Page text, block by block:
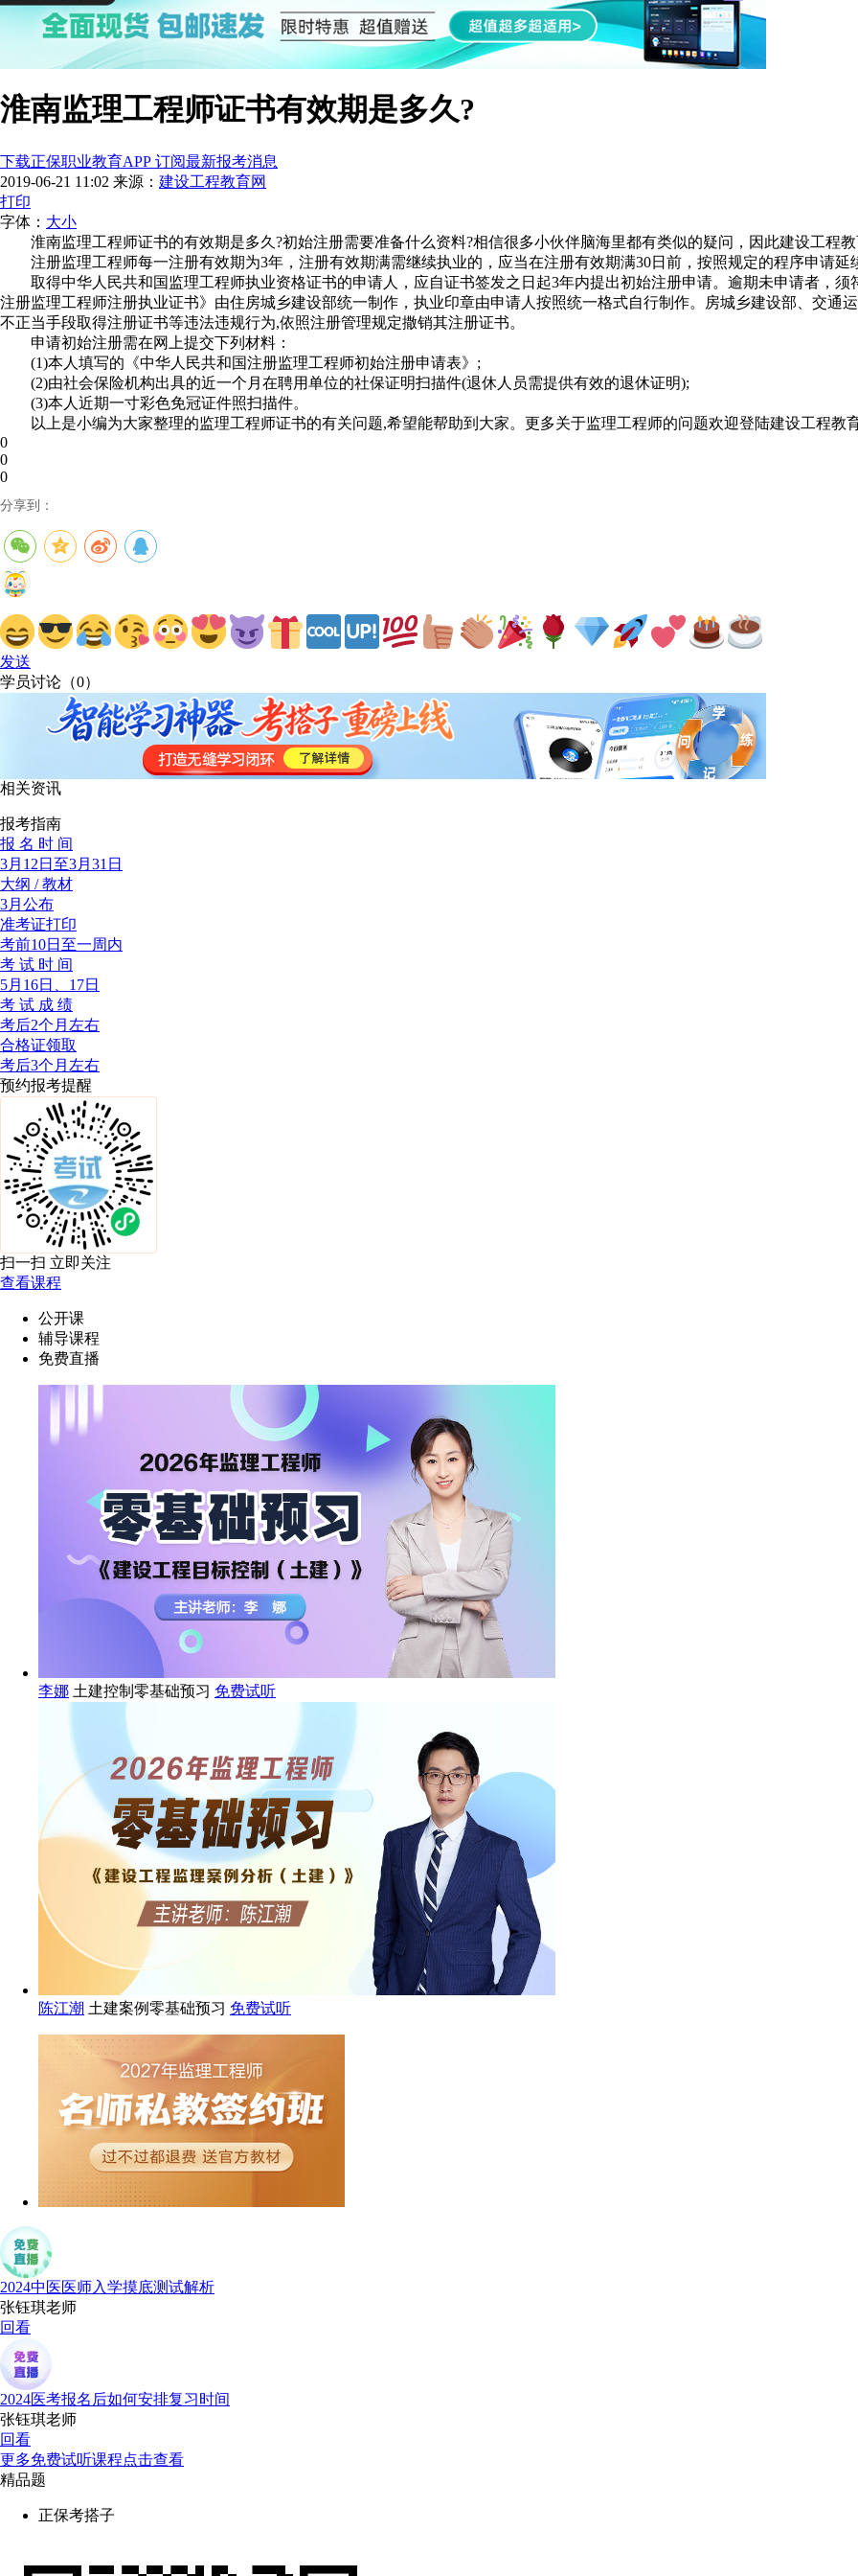
淮南监理工程师证书有效期是多久?
下载正保职业教育APP 订阅最新报考消息
2019-06-21 11:02 来源： 建设工程教育网
打印
字体： 大小
淮南监理工程师证书的有效期是多久?初始注册需要准备什么资料?相信很多小伙伴脑海里都有类似的疑问，因此建设工程
注册监理工程师每一注册有效期为3年，注册有效期满需继续执业的，应当在注册有效期满30日前，按照规定的程序申请延
取得中华人民共和国监理工程师执业资格证书的申请人，应自证书签发之日起3年内提出初始注册申请。逾期未申请者，
注册监理工程师注册执业证书》由住房城乡建设部统一制作，执业印章由申请人按照统一格式自行制作。房城乡建设部、交通
不正当手段取得注册证书等违法违规行为,依照注册管理规定撒销其注册证书。
申请初始注册需在网上提交下列材料：
(1)本人填写的《中华人民共和国注册监理工程师初始注册申请表》;
(2)由社会保险机构出具的近一个月在聘用单位的社保证明扫描件(退休人员需提供有效的退休证明);
(3)本人近期一寸彩色免冠证件照扫描件。
以上是小编为大家整理的监理工程师证书的有关问题,希望能帮助到大家。更多关于监理工程师的问题欢迎登陆建设工程教
0
0
0
分享到：
发送
学员讨论（0）
相关资讯
报考指南
报 名 时 间
3月12日至3月31日
大纲 / 教材
3月公布
准考证打印
考前10日至一周内
考 试 时 间
5月16日、17日
考 试 成 绩
考后2个月左右
合格证领取
考后3个月左右
预约报考提醒
扫一扫 立即关注
查看课程
公开课
辅导课程
免费直播
李娜 土建控制零基础预习 免费试听
陈江潮 土建案例零基础预习 免费试听
2024中医医师入学摸底测试解析
张钰琪老师
回看
2024医考报名后如何安排复习时间
张钰琪老师
回看
更多免费试听课程点击查看
精品题
正保考搭子